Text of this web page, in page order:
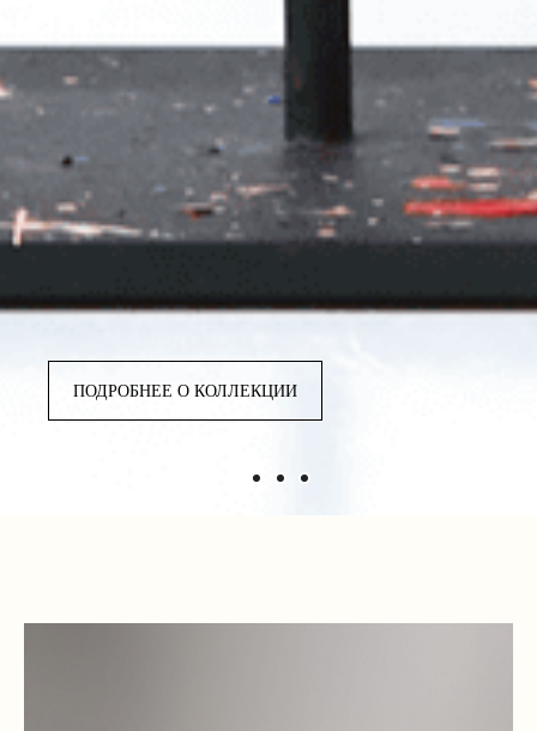
ПОДРОБНЕЕ О КОЛЛЕКЦИИ